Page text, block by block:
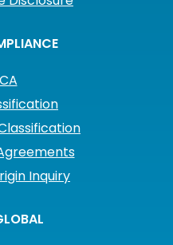
Inquiry